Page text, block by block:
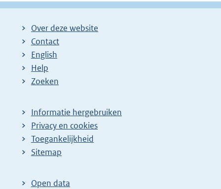
Over deze website
Contact
English
Help
Zoeken
Informatie hergebruiken
Privacy en cookies
Toegankelijkheid
Sitemap
Open data